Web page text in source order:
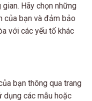
Hãy chọn những
của bạn và đảm bảo
với các yếu tố khác
bạn thông qua trang
dụng các mẫu hoặc